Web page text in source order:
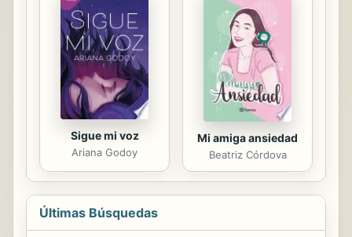
Sigue mi voz
Ariana Godoy
Mi amiga ansiedad
Beatriz Córdova
Últimas Búsquedas